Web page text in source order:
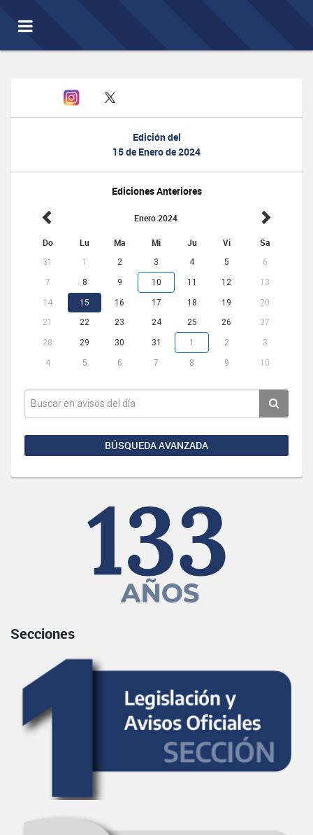
Toggle
navigation
Edición del
15 de Enero de 2024
Ediciones Anteriores
Enero 2024
Do Lu Ma Mi Ju Vi Sa
31 1 2 3 4 5 6
7 8 9 10 11 12 13
14 15 16 17 18 19
20
21
22 23 24 25 26 27
28 29 30 31 1 2 3
4 5 6 7 8 9 10
BÚSQUEDA AVANZADA
Secciones